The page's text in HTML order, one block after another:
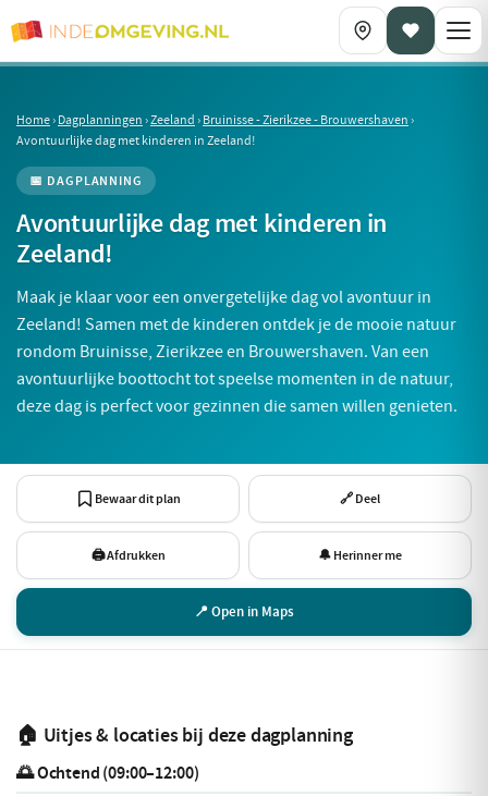
Home›Dagplanningen›Zeeland›Bruinisse - Zierikzee - Brouwershaven›
Avontuurlijke dag met kinderen in Zeeland!
📅 DAGPLANNING
Avontuurlijke dag met kinderen in
Zeeland!
Maak je klaar voor een onvergetelijke dag vol avontuur in
Zeeland! Samen met de kinderen ontdek je de mooie natuur
rondom Bruinisse, Zierikzee en Brouwershaven. Van een
avontuurlijke boottocht tot speelse momenten in de natuur,
deze dag is perfect voor gezinnen die samen willen genieten.
📍 Open in Maps
Bewaar dit plan 🔗 Deel
🖨 Afdrukken 🔔 Herinner me
🏠 Uitjes & locaties bij deze dagplanning
🌅 Ochtend (09:00–12:00)